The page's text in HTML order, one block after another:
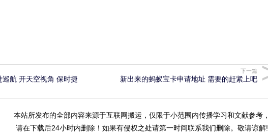
航 开天空视角 保时捷
下一篇
新出来的蚂蚁宝卡申请地址 需要的赶紧上吧
本站所发布的全部内容来源于互联网搬运，仅限于小范围内传播学习和文献参考，
请在下载后24小时内删除！如果有侵权之处请第一时间联系我们删除。敬请谅解!